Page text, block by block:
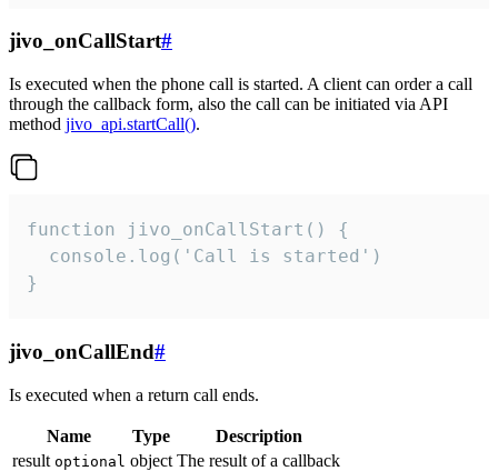
jivo_onCallStart#
Is executed when the phone call is started. A client can order a call
through the callback form, also the call can be initiated via API
method jivo_api.startCall().
function jivo_onCallStart() {
  console.log('Call is started')
}
jivo_onCallEnd#
Is executed when a return call ends.
Name Type
Description
result optional object The result of a callback